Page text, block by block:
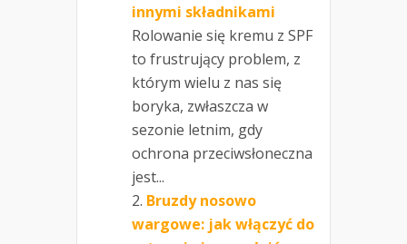
innymi składnikami
Rolowanie się kremu z SPF
to frustrujący problem, z
którym wielu z nas się
boryka, zwłaszcza w
sezonie letnim, gdy
ochrona przeciwsłoneczna
jest...
Bruzdy nosowo
wargowe: jak włączyć do